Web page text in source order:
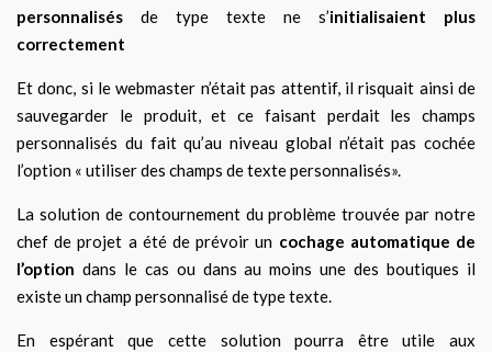
personnalisés de type texte ne s’initialisaient plus
correctement
Et donc, si le webmaster n’était pas attentif, il risquait ainsi de
sauvegarder le produit, et ce faisant perdait les champs
personnalisés du fait qu’au niveau global n’était pas cochée
l’option « utiliser des champs de texte personnalisés».
La solution de contournement du problème trouvée par notre
chef de projet a été de prévoir un cochage automatique de
l’option dans le cas ou dans au moins une des boutiques il
existe un champ personnalisé de type texte.
En espérant que cette solution pourra être utile aux